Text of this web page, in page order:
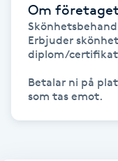
Hudvård
Hyaluronsyra
Hyperhidros
Om
Erbjuder
diplom/certifikat
Betalar ni på
som tas emot.